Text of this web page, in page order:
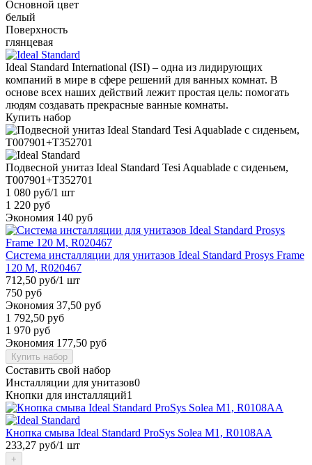
Основной цвет
белый
Поверхность
глянцевая
Ideal Standard International (ISI) – одна из лидирующих
компаний в мире в сфере решений для ванных комнат. В
основе всех наших действий лежит простая цель: помогать
людям создавать прекрасные ванные комнаты.
Купить набор
Подвесной унитаз Ideal Standard Tesi Aquablade с сиденьем,
T007901+T352701
1 080 руб/1 шт
1 220 руб
Экономия 140 руб
Система инсталляции для унитазов Ideal Standard Prosys Frame
120 M, R020467
712,50 руб/1 шт
750 руб
Экономия 37,50 руб
1 792,50 руб
1 970 руб
Экономия 177,50 руб
Купить набор
Составить свой набор
Инсталляции для унитазов0
Кнопки для инсталляций1
Кнопка смыва Ideal Standard ProSys Solea M1, R0108AA
233,27 руб/1 шт
+